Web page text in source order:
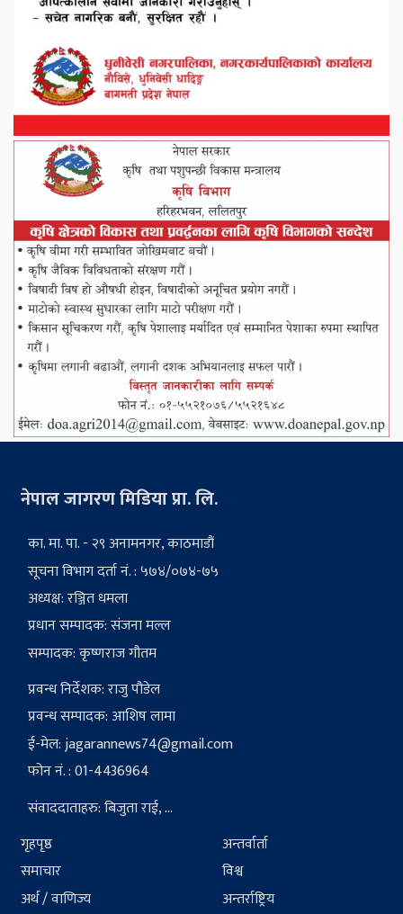
नेपाल जागरण मिडिया प्रा. लि.
का. मा. पा. - २९ अनामनगर, काठमाडौं
सूचना विभाग दर्ता नं. : ५७४/०७४-७५
अध्यक्ष: रञ्जित धमला
प्रधान सम्पादक: संजना मल्ल
सम्पादक: कृष्णराज गौतम
प्रवन्ध निर्देशक: राजु पौडेल
प्रवन्ध सम्पादक: आशिष लामा
ई-मेल:jagarannews74@gmail.com
फोन नं. : 01-4436964
संवाददाताहरु: बिजुता राई, ...
गृहपृष्ठ
समाचार
अर्थ / वाणिज्य
अन्तर्वार्ता
विश्व
अन्तर्राष्ट्रिय